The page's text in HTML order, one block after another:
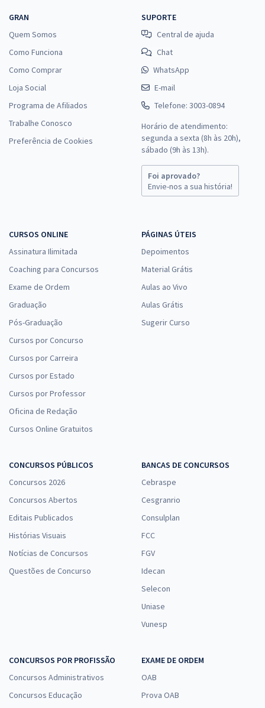
Comprar
AMAZUL - Amazônia Azul Tecnologias de Defesa S.A - Conhecimentos
Específicos para o Cargo de Técnico em Desenvolvimento de
Tecnologia Nuclear e Defesa - Perfil 14: Técnico de Enfermagem do
à vista
R$25,52
AMAZUL - Amazônia Azul Tecnologias de Defesa S.A - Conhecimentos
Específicos Para o Cargo de Perfil 12: Psicólogo com a Equipe Gran
à vista
Economize R$ 76,56 (-20%)
Desenvolvimento de Tecnologia Nuclear e Defesa - Perfil 8:
Comprar
AMAZUL - Amazônia Azul Tecnologias de Defesa S.A - Conhecimentos
Específicos para Analista em Desenvolvimento de Tecnologia
R$27,32
Economize R$ 81,96 (-20%)
Comprar
AMAZUL - Amazônia Azul Tecnologias de Defesa S.A - Técnico em
Desenvolvimento de Tecnologia Nuclear e Defesa - Perfil 22: Técnico
GRAN
Quem Somos
Como Funciona
Como Comprar
Loja Social
Programa de Afiliados
Trabalhe Conosco
Preferência de Cookies
SUPORTE
Central de ajuda
Chat
WhatsApp
E-mail
Telefone: 3003-0894
Horário de atendimento:
segunda a sexta (8h às 20h),
sábado (9h às 13h).
Foi aprovado?
Envie-nos a sua história!
CURSOS ONLINE
Assinatura Ilimitada
Coaching para Concursos
Exame de Ordem
Graduação
Pós-Graduação
Cursos por Concurso
Cursos por Carreira
Cursos por Estado
Cursos por Professor
Oficina de Redação
Cursos Online Gratuitos
PÁGINAS ÚTEIS
Depoimentos
Material Grátis
Aulas ao Vivo
Aulas Grátis
Sugerir Curso
CONCURSOS PÚBLICOS
Concursos 2026
Concursos Abertos
Editais Publicados
Histórias Visuais
Notícias de Concursos
Questões de Concurso
BANCAS DE CONCURSOS
Cebraspe
Cesgranrio
Consulplan
FCC
FGV
Idecan
Selecon
Uniase
Vunesp
CONCURSOS POR PROFISSÃO
Concursos Administrativos
Concursos Educação
EXAME DE ORDEM
OAB
Prova OAB